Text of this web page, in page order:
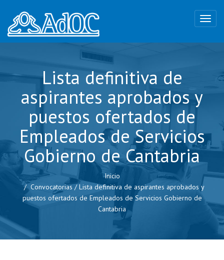
Lista definitiva de
aspirantes aprobados y
puestos ofertados de
Empleados de Servicios
Gobierno de Cantabria
Inicio
Convocatorias /Lista definitiva de aspirantes aprobados y
puestos ofertados de Empleados de Servicios Gobierno de
Cantabria